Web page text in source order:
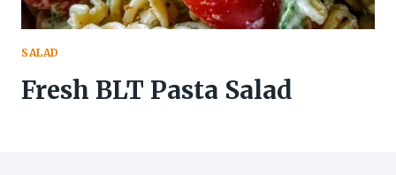
SALAD
Fresh BLT Pasta Salad